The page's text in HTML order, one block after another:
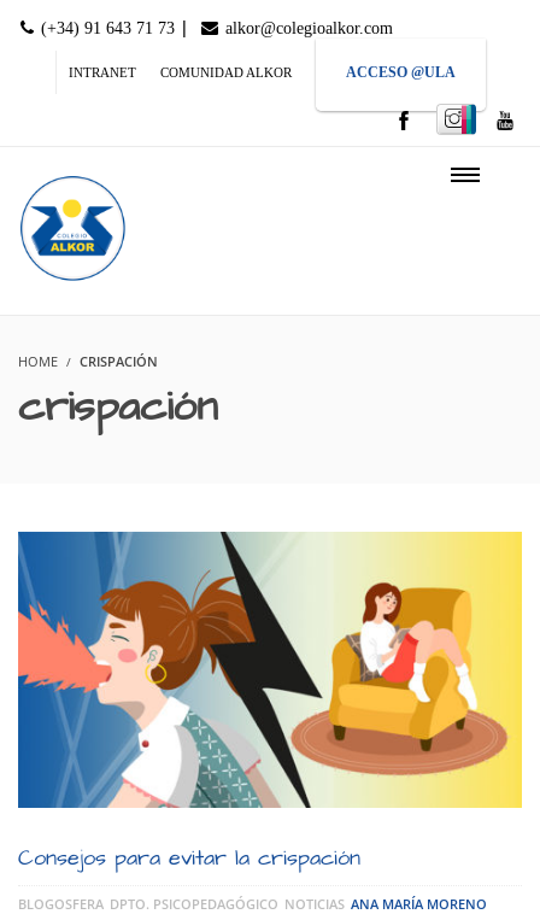
(+34) 91 643 71 73 | alkor@colegioalkor.com
INTRANET COMUNIDAD ALKOR ACCESO @ULA
HOME CRISPACIÓN
crispación
Consejos para evitar la crispación
BLOGOSFERA DPTO. PSICOPEDAGÓGICO NOTICIAS ANA MARÍA MORENO